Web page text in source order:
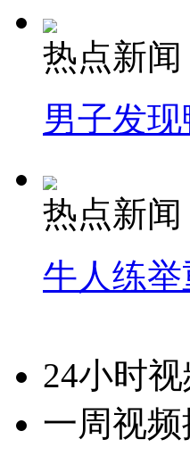
热点新闻
男子发
热点新闻
牛人练
24小时
一周视